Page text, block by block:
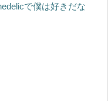
で僕は好きだな